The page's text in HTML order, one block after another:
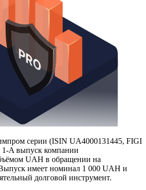
серии (ISIN UA4000131445, FIGI
A выпуск компании
UAH в обращении на
имеет номинал 1 000 UAH и
долговой инструмент.